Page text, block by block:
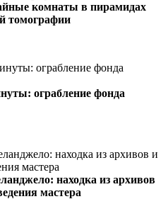
комнаты в пирамидах
томографии
ограбление фонда
находка из архивов
мастера